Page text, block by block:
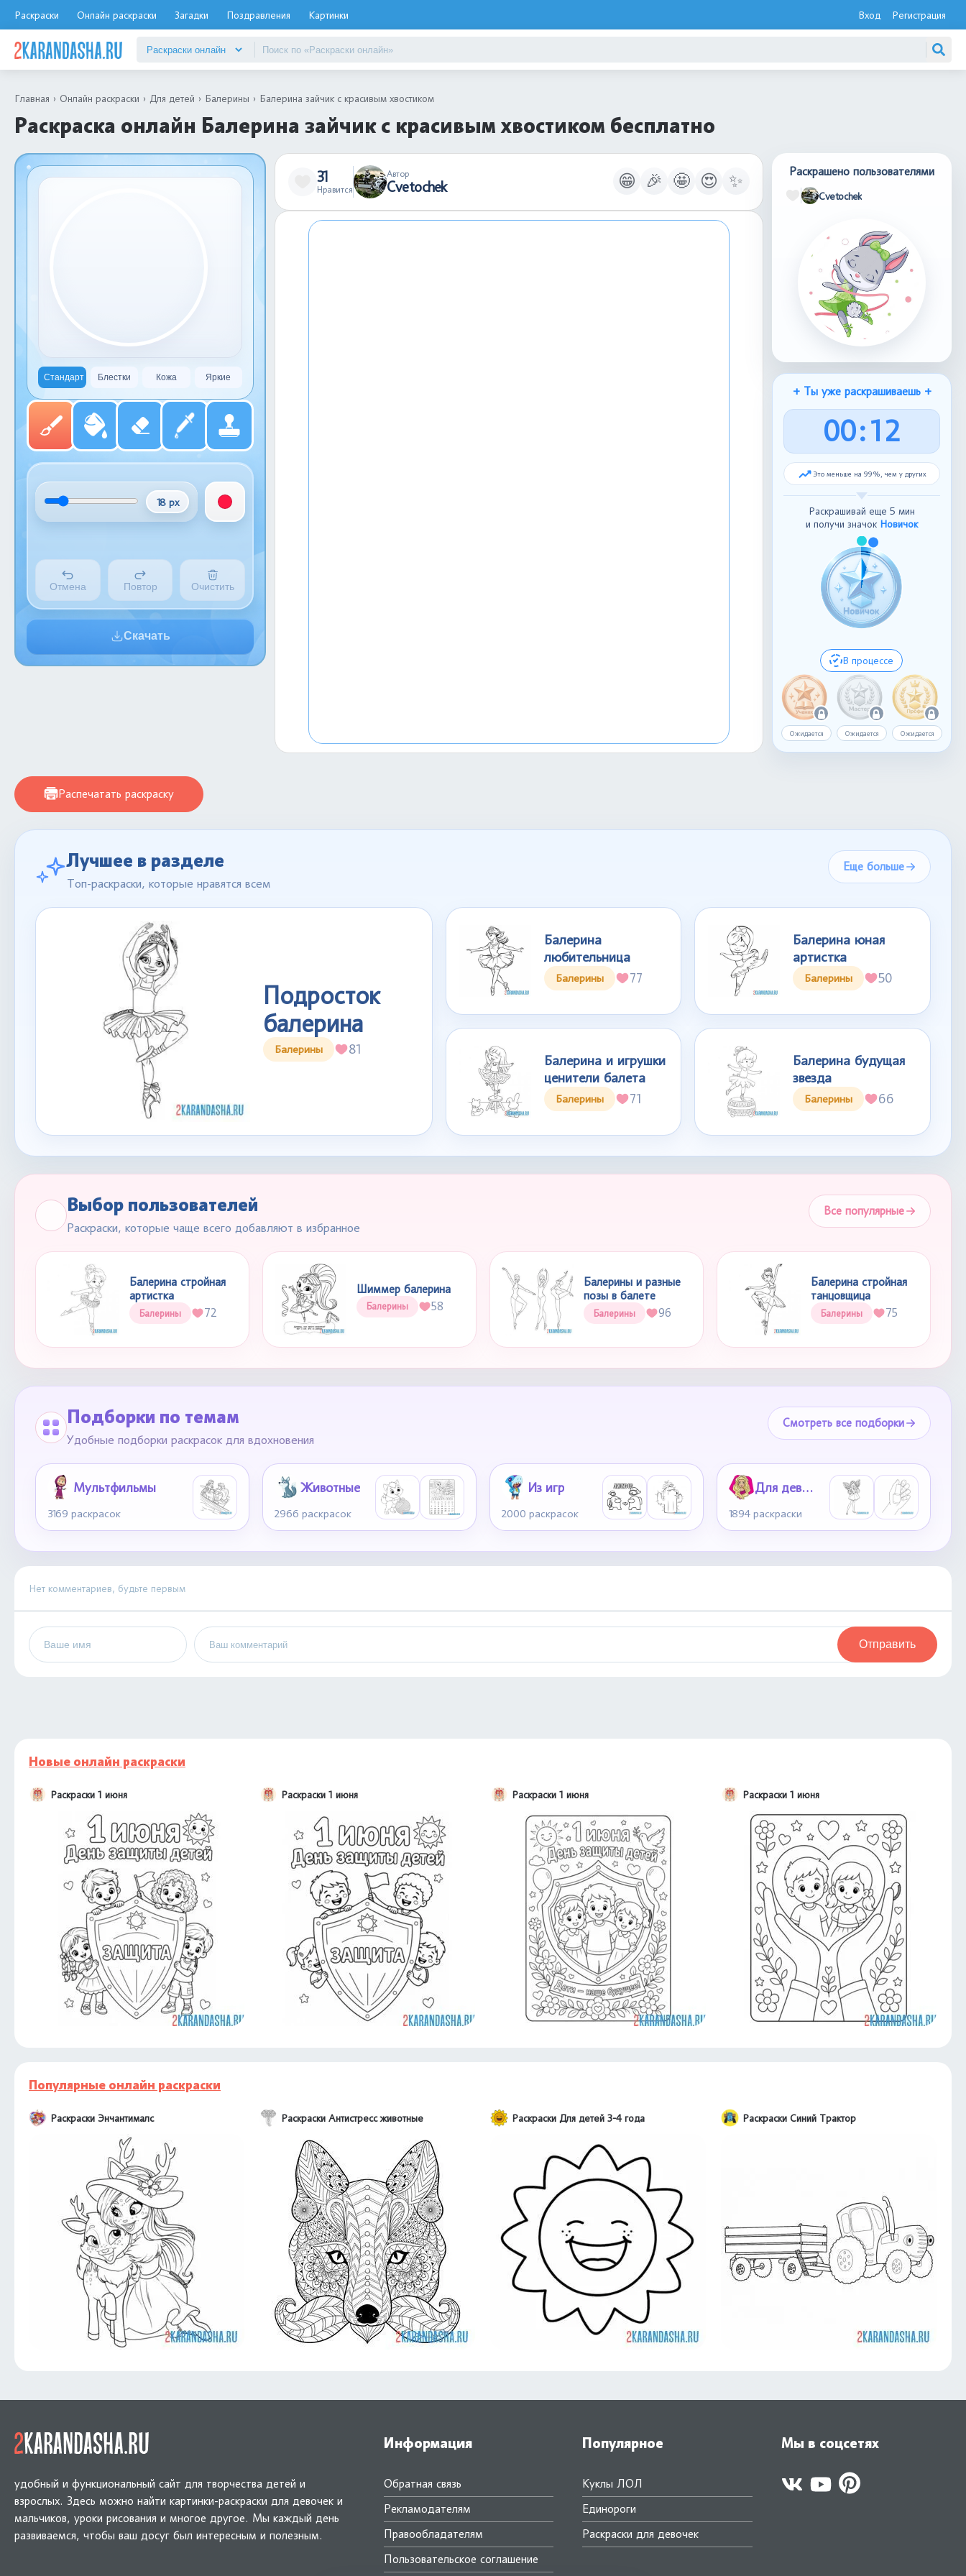
Раскраски Онлайн раскраски Загадки Поздравления Картинки Вход Регистрация
Главная Онлайн раскраски Для детей Балерины Балерина зайчик с красивым хвостиком
Раскраска онлайн Балерина зайчик с красивым хвостиком бесплатно
Стандарт Блестки Кожа Яркие
18 px
Отмена Повтор Очистить
Скачать
31
Нравится
Автор
Cvetochek 😁 🎉 🤩 😍 ✨ Раскрашено пользователями
Cvetochek
+ Ты уже раскрашиваешь +
00:13
Это меньше на 99%, чем у других
Раскрашивай еще 5 мин
и получи значок Новичок
В процессе
Ожидается Ожидается Ожидается
Распечатать раскраску
Лучшее в разделе
Топ-раскраски, которые нравятся всем
Еще больше
Подросток
балерина
Балерины 81
Балерина
любительница
Балерины 77
Балерина юная
артистка
Балерины 50
Балерина и игрушки
ценители балета
Балерины 71
Балерина будущая
звезда
Балерины 66
Выбор пользователей
Раскраски, которые чаще всего добавляют в избранное
Все популярные
Балерина стройная
артистка
Балерины 72
Шиммер балерина
Балерины 58
Балерины и разные
позы в балете
Балерины 96
Балерина стройная
танцовщица
Балерины 75
Подборки по темам
Удобные подборки раскрасок для вдохновения
Смотреть все подборки
Мультфильмы
3169 раскрасок
Животные
2966 раскрасок
Из игр
2000 раскрасок
Для девочек
1894 раскраски
Нет комментариев, будьте первым
Отправить
Новые онлайн раскраски
Раскраски 1 июня Раскраски 1 июня Раскраски 1 июня Раскраски 1 июня
Популярные онлайн раскраски
Раскраски Энчантималс Раскраски Антистресс животные Раскраски Для детей 3-4 года Раскраски Синий Трактор
удобный и функциональный сайт для творчества детей и
взрослых. Здесь можно найти картинки-раскраски для девочек и
мальчиков, уроки рисования и многое другое. Мы каждый день
развиваемся, чтобы ваш досуг был интересным и полезным.
Информация
Обратная связь
Рекламодателям
Правообладателям
Пользовательское соглашение
Популярное
Куклы ЛОЛ
Единороги
Раскраски для девочек
Мы в соцсетях